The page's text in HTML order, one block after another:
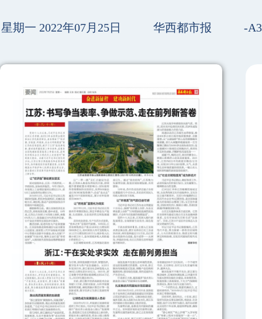
星期一 2022年07月25日 华西都市报 -